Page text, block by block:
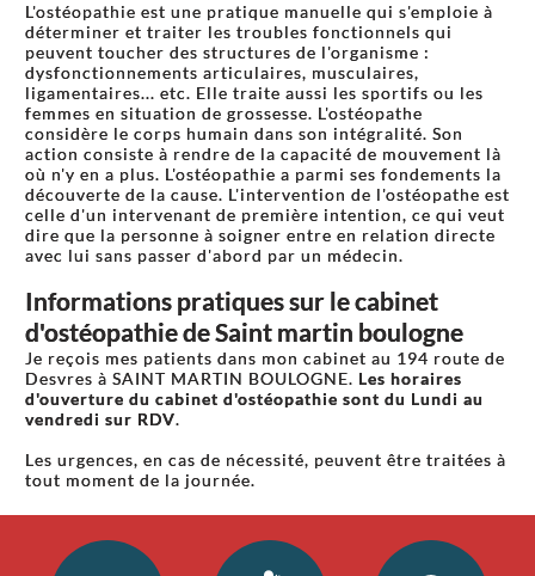
L'ostéopathie est une pratique manuelle qui s'emploie à
déterminer et traiter les troubles fonctionnels qui
peuvent toucher des structures de l'organisme :
dysfonctionnements articulaires, musculaires,
ligamentaires... etc. Elle traite aussi les sportifs ou les
femmes en situation de grossesse. L'ostéopathe
considère le corps humain dans son intégralité. Son
action consiste à rendre de la capacité de mouvement là
où n'y en a plus. L'ostéopathie a parmi ses fondements la
découverte de la cause. L'intervention de l'ostéopathe est
celle d'un intervenant de première intention, ce qui veut
dire que la personne à soigner entre en relation directe
avec lui sans passer d'abord par un médecin.
Informations pratiques sur le cabinet
d'ostéopathie de Saint martin boulogne
Je reçois mes patients dans mon cabinet au 194 route de
Desvres à SAINT MARTIN BOULOGNE. Les horaires
d'ouverture du cabinet d'ostéopathie sont du Lundi au
vendredi sur RDV.
Les urgences, en cas de nécessité, peuvent être traitées à
tout moment de la journée.